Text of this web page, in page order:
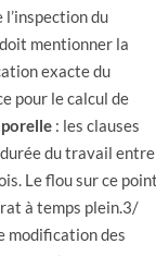
du
mentionner la
exacte du
pour le calcul de
: les clauses
du travail entre
Le flou sur ce
à temps plein.3/
modification des